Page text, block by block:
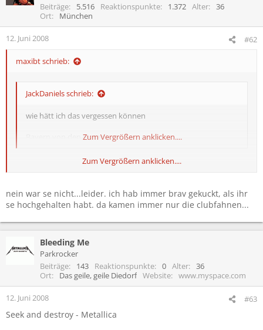
Beiträge
5.516 Reaktionspunkte 1.372 Alter
36
Ort
München
12. Juni 2008 #62
maxibt schrieb:
JackDaniels schrieb:
wie hätt ich das vergessen können
Bayern von den Hosen!Zum Vergrößern anklicken....
wer hat uns mit der 60er fahne gesehn? :)
war die eigentlich mal auf der leinwand?
Zum Vergrößern anklicken....
nein war se nicht...leider. ich hab immer brav gekuckt, als ihr
se hochgehalten habt. da kamen immer nur die clubfahnen...
Bleeding Me
Parkrocker
Beiträge
143 Reaktionspunkte 0 Alter
36
Ort
Das geile, geile Diedorf Website www.myspace.com
12. Juni 2008 #63
Seek and destroy - Metallica